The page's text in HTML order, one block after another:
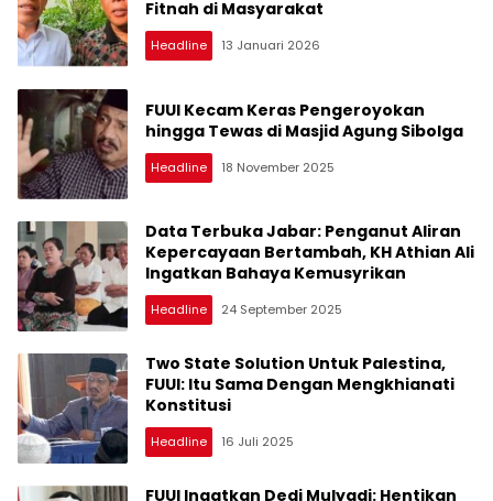
Fitnah di Masyarakat
Headline 13 Januari 2026
FUUI Kecam Keras Pengeroyokan
hingga Tewas di Masjid Agung Sibolga
Headline 18 November 2025
Data Terbuka Jabar: Penganut Aliran
Kepercayaan Bertambah, KH Athian Ali
Ingatkan Bahaya Kemusyrikan
Headline 24 September 2025
Two State Solution Untuk Palestina,
FUUI: Itu Sama Dengan Mengkhianati
Konstitusi
Headline 16 Juli 2025
FUUI Ingatkan Dedi Mulyadi: Hentikan